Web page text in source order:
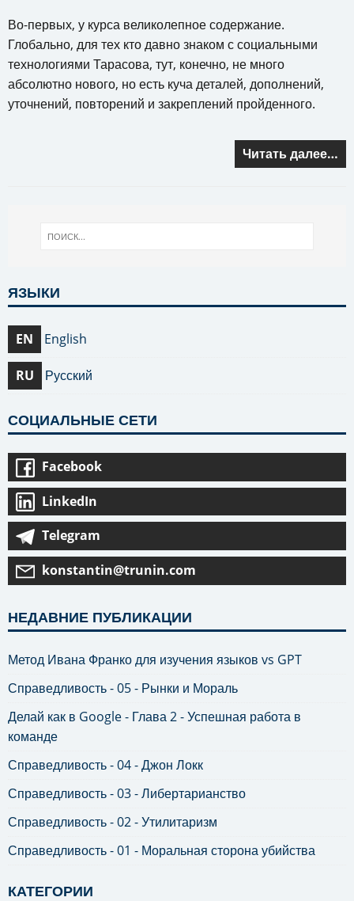
Во-первых, у курса великолепное содержание.
Глобально, для тех кто давно знаком с социальными
технологиями Тарасова, тут, конечно, не много
абсолютно нового, но есть куча деталей, дополнений,
уточнений, повторений и закреплений пройденного.
Читать далее…
ЯЗЫКИ
EN English
RU Русский
СОЦИАЛЬНЫЕ СЕТИ
Facebook
LinkedIn
Telegram
konstantin@trunin.com
НЕДАВНИЕ ПУБЛИКАЦИИ
Метод Ивана Франко для изучения языков vs GPT
Справедливость - 05 - Рынки и Мораль
Делай как в Google - Глава 2 - Успешная работа в
команде
Справедливость - 04 - Джон Локк
Справедливость - 03 - Либертарианство
Справедливость - 02 - Утилитаризм
Справедливость - 01 - Моральная сторона убийства
КАТЕГОРИИ